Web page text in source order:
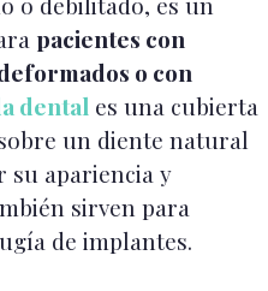
pacientes con
o con
dental es una cubierta
un diente natural
apariencia y
sirven para
de implantes.